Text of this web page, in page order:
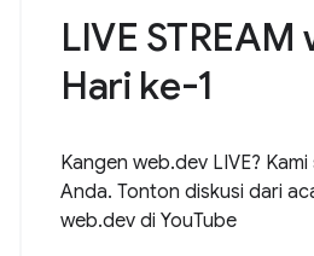
LIVE
Hari ke-1
Kangen web.dev LIVE?
Anda. Tonton diskusi dari
web.dev di YouTube